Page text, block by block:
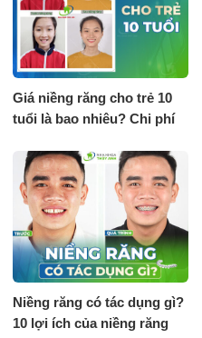
Giá niềng răng cho trẻ 10
tuổi là bao nhiêu? Chi phí
Niềng răng có tác dụng gì?
10 lợi ích của niềng răng